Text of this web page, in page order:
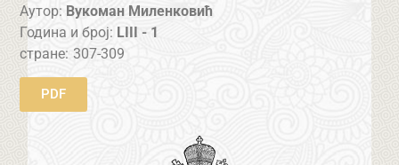
Аутор: Вукоман Миленковић
Година и број: LIII - 1
стране: 307-309
PDF